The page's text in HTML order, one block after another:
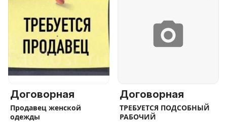
Договорная
Продавец женской
одежды
Договорная
ТРЕБУЕТСЯ ПОДСОБНЫЙ
РАБОЧИЙ